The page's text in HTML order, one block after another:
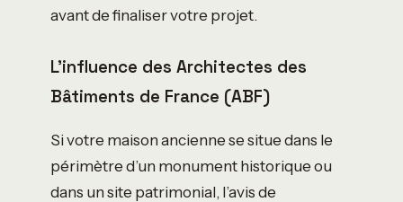
avant de finaliser votre projet.
L’influence des Architectes des
Bâtiments de France (ABF)
Si votre maison ancienne se situe dans le
périmètre d’un monument historique ou
dans un site patrimonial, l’avis de